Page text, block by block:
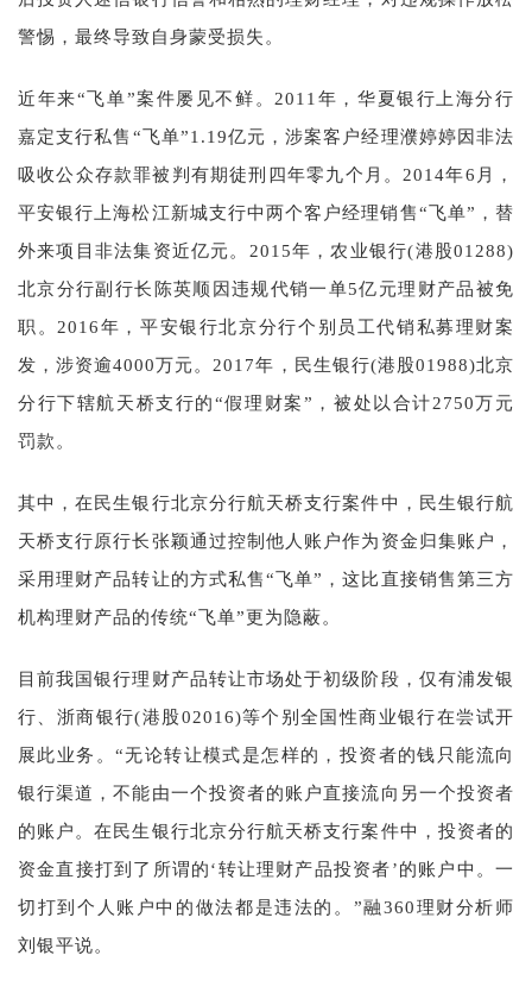
警惕，最终导致自身蒙受损失。
近年来“飞单”案件屡见不鲜。2011年，华夏银行上海分行
嘉定支行私售“飞单”1.19亿元，涉案客户经理濮婷婷因非法
吸收公众存款罪被判有期徒刑四年零九个月。2014年6月，
平安银行上海松江新城支行中两个客户经理销售“飞单”，替
外来项目非法集资近亿元。2015年，农业银行(港股01288)
北京分行副行长陈英顺因违规代销一单5亿元理财产品被免
职。2016年，平安银行北京分行个别员工代销私募理财案
发，涉资逾4000万元。2017年，民生银行(港股01988)北京
分行下辖航天桥支行的“假理财案”，被处以合计2750万元
罚款。
其中，在民生银行北京分行航天桥支行案件中，民生银行航
天桥支行原行长张颖通过控制他人账户作为资金归集账户，
采用理财产品转让的方式私售“飞单”，这比直接销售第三方
机构理财产品的传统“飞单”更为隐蔽。
目前我国银行理财产品转让市场处于初级阶段，仅有浦发银
行、浙商银行(港股02016)等个别全国性商业银行在尝试开
展此业务。“无论转让模式是怎样的，投资者的钱只能流向
银行渠道，不能由一个投资者的账户直接流向另一个投资者
的账户。在民生银行北京分行航天桥支行案件中，投资者的
资金直接打到了所谓的‘转让理财产品投资者’的账户中。一
切打到个人账户中的做法都是违法的。”融360理财分析师
刘银平说。